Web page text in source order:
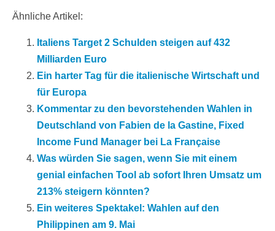
Ähnliche Artikel:
Italiens Target 2 Schulden steigen auf 432
Milliarden Euro
Ein harter Tag für die italienische Wirtschaft und
für Europa
Kommentar zu den bevorstehenden Wahlen in
Deutschland von Fabien de la Gastine, Fixed
Income Fund Manager bei La Française
Was würden Sie sagen, wenn Sie mit einem
genial einfachen Tool ab sofort Ihren Umsatz um
213% steigern könnten?
Ein weiteres Spektakel: Wahlen auf den
Philippinen am 9. Mai